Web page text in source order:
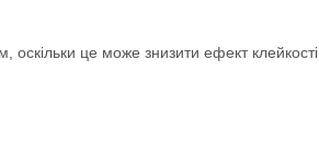
це може знизити ефект клейкості.